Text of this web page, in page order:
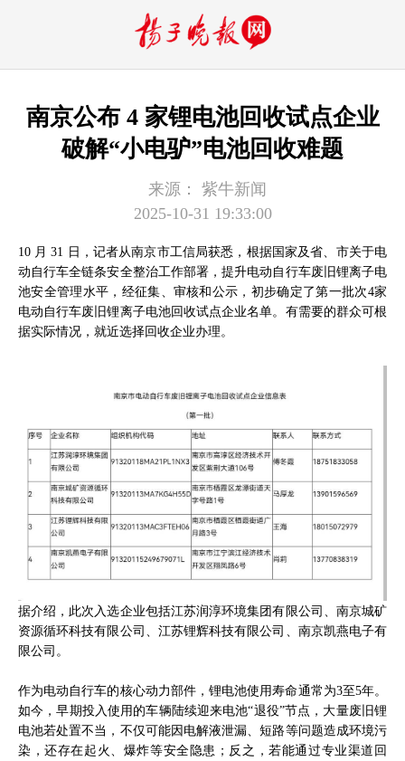
南京公布 4 家锂电池回收试点企业
破解“小电驴”电池回收难题
来源：
紫牛新闻
2025-10-31 19:33:00
10 月 31 日，记者从南京市工信局获悉，根据国家及省、市关于电
动自行车全链条安全整治工作部署，提升电动自行车废旧锂离子电
池安全管理水平，经征集、审核和公示，初步确定了第一批次4家
电动自行车废旧锂离子电池回收试点企业名单。有需要的群众可根
据实际情况，就近选择回收企业办理。
据介绍，此次入选企业包括江苏润淳环境集团有限公司、南京城矿
资源循环科技有限公司、江苏锂辉科技有限公司、南京凯燕电子有
限公司。
作为电动自行车的核心动力部件，锂电池使用寿命通常为3至5年。
如今，早期投入使用的车辆陆续迎来电池“退役”节点，大量废旧锂
电池若处置不当，不仅可能因电解液泄漏、短路等问题造成环境污
染，还存在起火、爆炸等安全隐患；反之，若能通过专业渠道回